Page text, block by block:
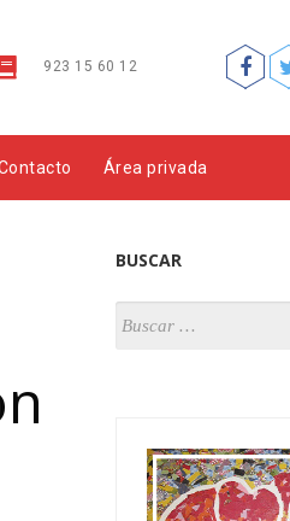
923 15 60 12
Área privada
BUSCAR